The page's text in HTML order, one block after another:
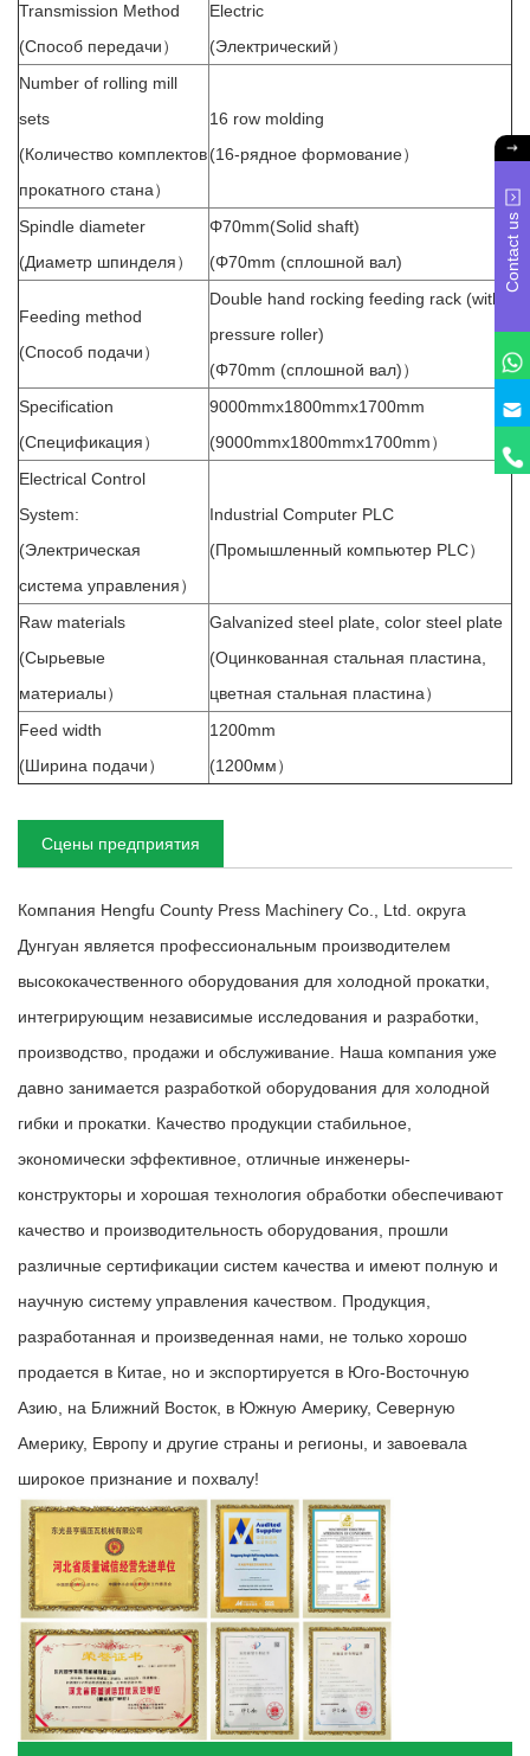
Transmission Method
(Способ передачи）
Electric
(Электрический）
Number of rolling mill
sets
(Количество комплектов
прокатного стана）
16 row molding
(16-рядное формование）
Spindle diameter
(Диаметр шпинделя）
Φ70mm(Solid shaft)
(Φ70mm (сплошной вал)
Feeding method
(Способ подачи）
Double hand rocking feeding rack (with
pressure roller)
(Φ70mm (сплошной вал)）
Specification
(Спецификация）
9000mmx1800mmx1700mm
(9000mmx1800mmx1700mm）
Electrical Control
System:
(Электрическая
система управления）
Industrial Computer PLC
(Промышленный компьютер PLC）
Raw materials
(Сырьевые
материалы）
Galvanized steel plate, color steel plate
(Оцинкованная стальная пластина,
цветная стальная пластина）
Feed width
(Ширина подачи）
1200mm
(1200мм）
Сцены предприятия
Компания Hengfu County Press Machinery Co., Ltd. округа
Дунгуан является профессиональным производителем
высококачественного оборудования для холодной прокатки,
интегрирующим независимые исследования и разработки,
производство, продажи и обслуживание. Наша компания уже
давно занимается разработкой оборудования для холодной
гибки и прокатки. Качество продукции стабильное,
экономически эффективное, отличные инженеры-
конструкторы и хорошая технология обработки обеспечивают
качество и производительность оборудования, прошли
различные сертификации систем качества и имеют полную и
научную систему управления качеством. Продукция,
разработанная и произведенная нами, не только хорошо
продается в Китае, но и экспортируется в Юго-Восточную
Азию, на Ближний Восток, в Южную Америку, Северную
Америку, Европу и другие страны и регионы, и завоевала
широкое признание и похвалу!
Contact us